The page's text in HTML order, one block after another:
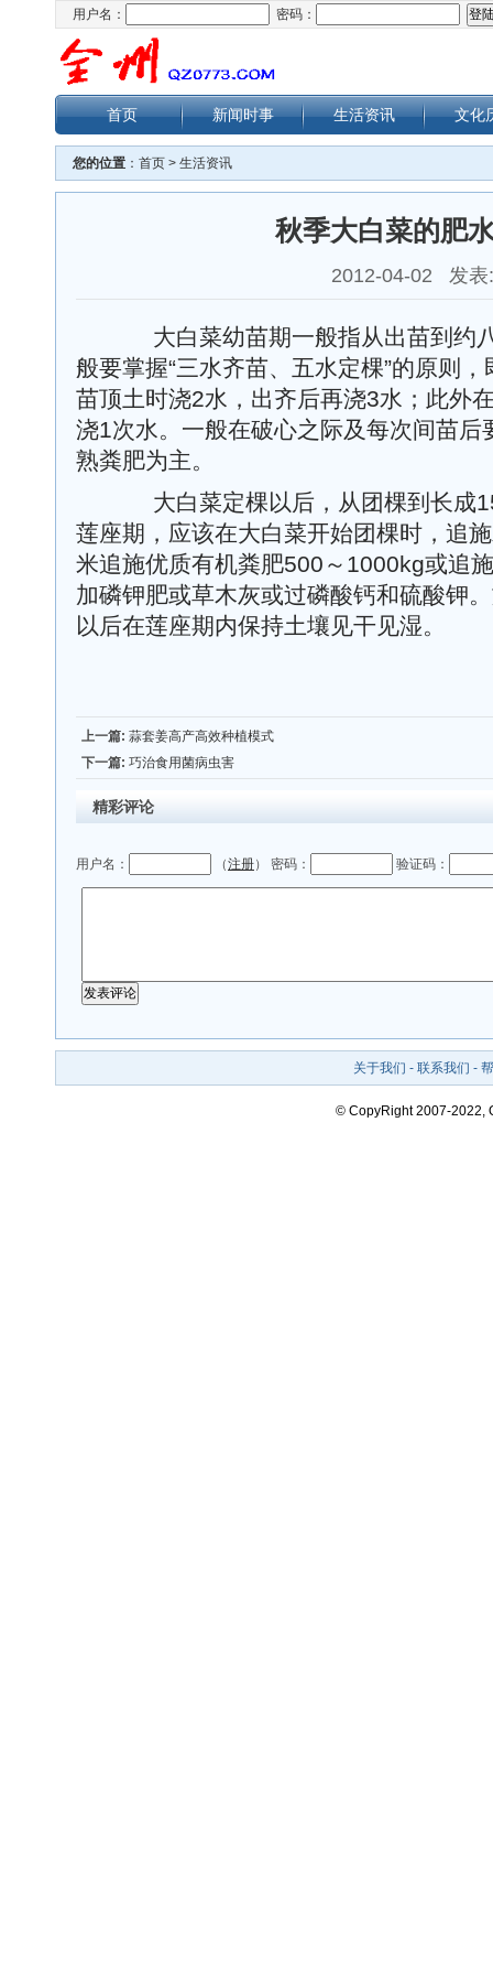
用户名： 密码：
首页 新闻时事 生活资讯 文化
您的位置 ： 首页 > 生活资讯
秋季大白菜的肥
2012-04-02 发表:
大白菜幼苗期一般指从出苗到约
般要掌握“三水齐苗、五水定棵”的原则
苗顶土时浇2水，出齐后再浇3水；此外
浇1次水。一般在破心之际及每次间苗后
熟粪肥为主。
大白菜定棵以后，从团棵到长成
莲座期，应该在大白菜开始团棵时，追
米追施优质有机粪肥500～1000kg或追
加磷钾肥或草木灰或过磷酸钙和硫酸钾
以后在莲座期内保持土壤见干见湿。
上一篇: 蒜套姜高产高效种植模式
下一篇: 巧治食用菌病虫害
精彩评论
用户名： （注册） 密码： 验证码：
关于我们 - 联系我们 -
© CopyRight 2007-2022,